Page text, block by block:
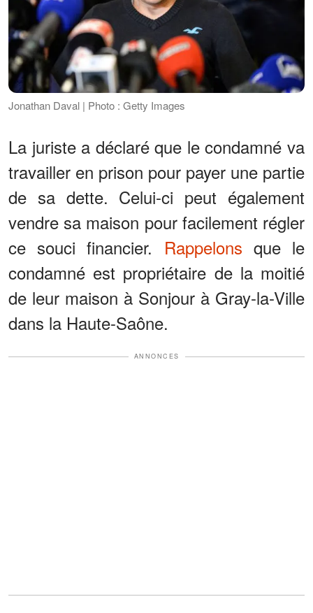
Jonathan Daval | Photo : Getty Images
La juriste a déclaré que le condamné va
travailler en prison pour payer une partie
de sa dette. Celui-ci peut également
vendre sa maison pour facilement régler
ce souci financier. Rappelons que le
condamné est propriétaire de la moitié
de leur maison à Sonjour à Gray-la-Ville
dans la Haute-Saône.
ANNONCES